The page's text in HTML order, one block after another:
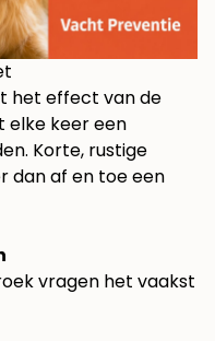
het effect van de
elke keer een
Korte, rustige
dan af en toe een
vragen het vaakst